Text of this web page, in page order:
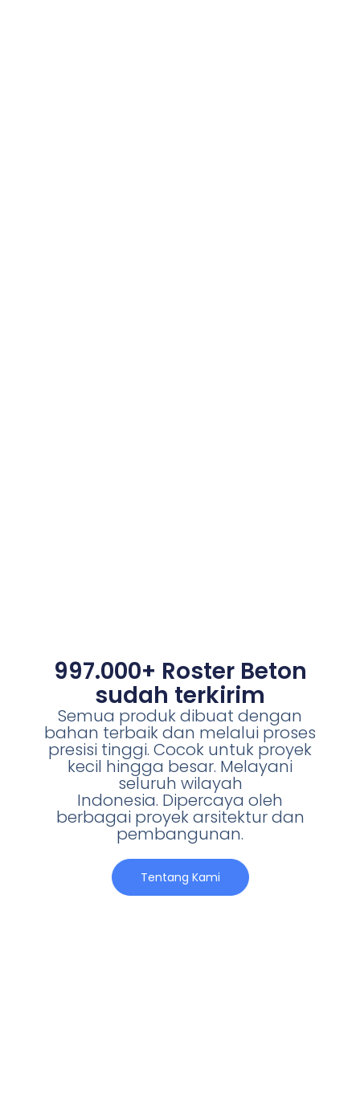
997.000+ Roster Beton
sudah terkirim
Semua produk dibuat dengan
bahan terbaik dan melalui proses
presisi tinggi. Cocok untuk proyek
kecil hingga besar. Melayani
seluruh wilayah
Indonesia. Dipercaya oleh
berbagai proyek arsitektur dan
pembangunan.
Tentang Kami